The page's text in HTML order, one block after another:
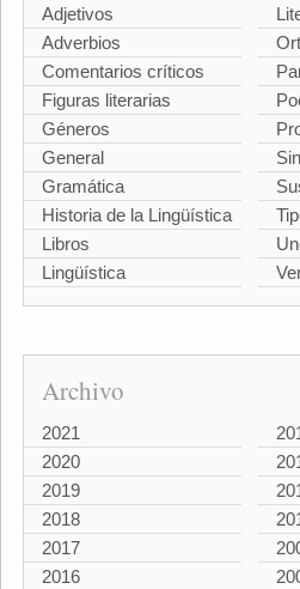
Adjetivos
Adverbios
Comentarios críticos
Figuras literarias
Géneros
General
Gramática
Historia de la Lingüística
Libros
Lingüística
Archivo
2021
2020
2019
2018
2017
2016